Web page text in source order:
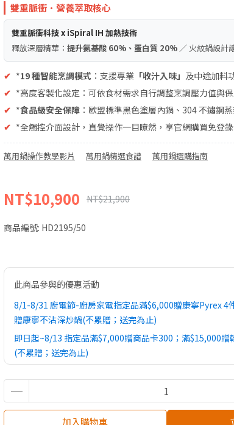
雙重脈衝．營養萃取核心
雙重脈衝科技 x iSpiral IH 加熱技術
釋放深層精華： 提升氨基酸 60%、蛋白質 20% ／ 火紋鍋設計
✔ *19 種智能烹調模式 ：支援專業 「收汁入味」 及中途加料
✔ *高度客製化設定：可依食材需求自行調整烹調壓力值與
✔ *食品級安全保障 ：歐盟標準黑色塗層內鍋、304 不鏽鋼
✔ *全觸控介面設計，直覺操作一目瞭然，享官網購買免登
萬用鍋操作教學影片 萬用鍋精選食譜 萬用鍋選購指南
NT$10,900 NT$21,900
商品編號: HD2195/50
此商品參與的優惠活動
8/1-8/31 廚電節-廚房家電指定品滿$6,000贈康寧Pyrex 4
贈康寧不沾深炒鍋(不累贈；送完為止)
即日起~8/13 指定品滿$7,000贈商品卡300；滿$15,000贈
(不累贈；送完為止)
加入購物車